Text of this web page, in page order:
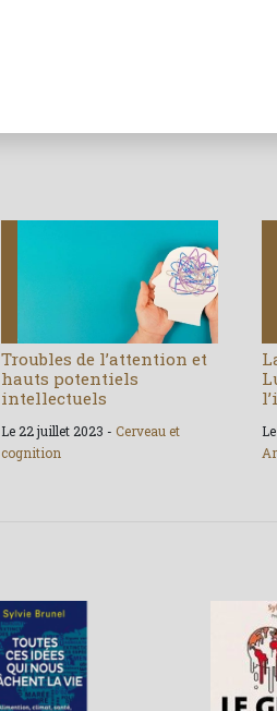
Troubles de l’attention et
hauts potentiels
intellectuels
Le 22 juillet 2023 -Cerveau et
cognition